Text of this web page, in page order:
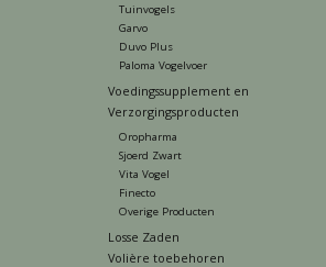
Tuinvogels
Garvo
Duvo Plus
Paloma Vogelvoer
Voedingssupplement en
Verzorgingsproducten
Oropharma
Sjoerd Zwart
Vita Vogel
Finecto
Overige Producten
Losse Zaden
Volière toebehoren